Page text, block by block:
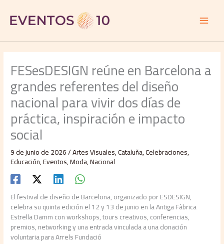
contenido
FESesDESIGN reúne en Barcelona a
grandes referentes del diseño
nacional para vivir dos días de
práctica, inspiración e impacto
social
9 de junio de 2026/Artes Visuales,Cataluña,Celebraciones,
Educación,Eventos,Moda,Nacional
El festival de diseño de Barcelona, organizado por ESDESIGN,
celebra su quinta edición el 12 y 13 de junio en la Antiga Fàbrica
Estrella Damm con workshops, tours creativos, conferencias,
premios, networking y una entrada vinculada a una donación
voluntaria para Arrels Fundació